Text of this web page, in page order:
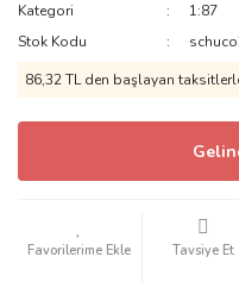
Kategori
1:87
Stok Kodu
86,32 TL den başlayan
Tavsiye Et